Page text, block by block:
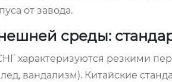
от завода.
среды:
характеризуются резкими
вандализм). Китайские